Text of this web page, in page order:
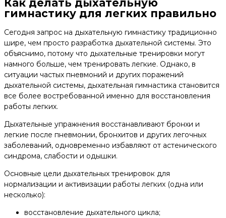
Как делать дыхательную
гимнастику для легких правильно
Сегодня запрос на дыхательную гимнастику традиционно
шире, чем просто разработка дыхательной системы. Это
объяснимо, потому что дыхательные тренировки могут
намного больше, чем тренировать легкие. Однако, в
ситуации частых пневмоний и других поражений
дыхательной системы, дыхательная гимнастика становится
все более востребованной именно для восстановления
работы легких.
Дыхательные упражнения восстанавливают бронхи и
легкие после пневмонии, бронхитов и других легочных
заболеваний, одновременно избавляют от астенического
синдрома, слабости и одышки.
Основные цели дыхательных тренировок для
нормализации и активизации работы легких (одна или
несколько):
восстановление дыхательного цикла;